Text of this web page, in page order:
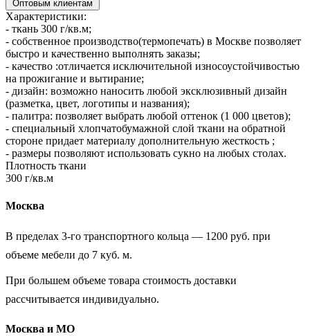
Оптовым клиентам
Характеристики:
- ткань 300 г/кв.м;
- cобственное производство(термопечать) в Москве позволяет
быстро и качественно выполнять заказы;
- качество :отличается исключительной износоустойчивостью
на прожигание и вытирание;
- дизайн: возможно наносить любой эксклюзивный дизайн
(разметка, цвет, логотипы и названия);
- палитра: позволяет выбрать любой оттенок (1 000 цветов);
- специальный хлопчатобумажной слой ткани на обратной
стороне придает материалу дополнительную жесткость ;
- размеры позволяют использовать сукно на любых столах.
Плотность ткани
300 г/кв.м
Москва
В пределах 3-го транспортного кольца — 1200 руб. при
объеме мебели до 7 куб. м.
При большем объеме товара стоимость доставки
рассчитывается индивидуально.
Москва и МО